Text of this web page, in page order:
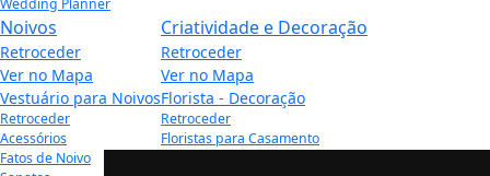
Wedding Planner
Noivos
Retroceder
Ver no Mapa
Vestuário para Noivos
Retroceder
Acessórios
Fatos de Noivo
Criatividade e Decoração
Retroceder
Ver no Mapa
Florista - Decoração
Retroceder
Floristas para Casamento